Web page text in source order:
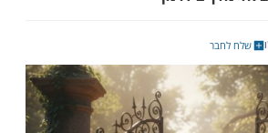
לאריה שעושה את עצמו
בידרמן